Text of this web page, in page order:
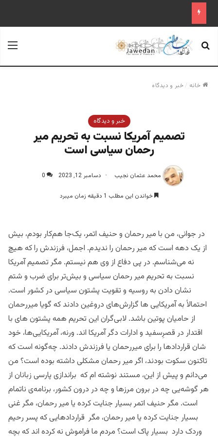
جستجو برای
خانه /خبر و دیدگاه
خبر و دیدگاه
تصمیم آمریکا نسبت به تحریم میر
رحمان سیاسی است
محمد عثمان نجیب دسامبر 12, 2023 0
خواندن این مطلب 1 دقیقه زمان میبرد
در جوانی،‌ من با میر رحمان ‌و حنیف اتمر، یک‌جا هم‌کار بودم، بیش
از یک دهه است که میر رحمان را ندیدم. اجمل، فرزندش را که هیچ
نه می‌شناسم. در پی دفاع از وی هم نیستم. مگر تصمیم آمریکا
نسبت به تحریم میر رحمان سیاسی و بیش‌تر برای ضرب و شتم
نشان دادن به روسیه و تقویت پشتون سیاسی در کشور است.
احتمالاً به آمریکایی ها گزارش‌های دروغین دادند که گویا میررحمان
از حامیان پوتین باشد. لابی‌گران این تحریم همه پشتون ‌های با
اقتدار در قصرِسفید و ادارات دگر آمریکا اند. ورنه، آمریکایی‌ها، خود
شان قراردادها را برای میررحمان یا فرزندش دادند. چه‌‌گونه است که
تاکنون سکوت بودند، اگر میر رحمان مشکلی داشته بوده است؟ من
می‌دانم و پیش از این، مستند نوشته ام که براندازی پارسی زبانان از
هر گوشه‌یی چه در برون مرزها و چه در درون کشور، برنامه‌ی ناتمام
است. مگر حنیف اتمر بسیار جنایت کرده یا میر رحمان، مگر غنی
بسیار جنایت کرده یا میر رحمان، مگر قراردادهایی که پسر رحیم
وردک دارد بسیار پاک است؟ مردم ما فراموش نه کرده اند که بچه